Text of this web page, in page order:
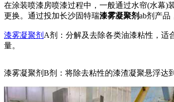
在涂装喷漆房喷漆过程中，一般通过水帘(水幕)
更换。通过投加长沙固特瑞漆雾凝聚剂ab剂产品
漆雾凝聚剂 A剂：分解及去除各类油漆粘性，适
量。
漆雾凝聚剂B剂：将除去粘性的漆渣凝聚悬浮达